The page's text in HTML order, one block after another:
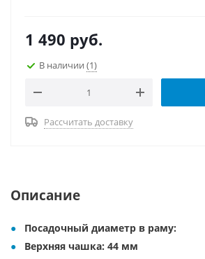
1 490 руб.
В наличии (1)
Рассчитать доставку
Описание
Посадочный диаметр в раму:
Верхняя чашка: 44 мм